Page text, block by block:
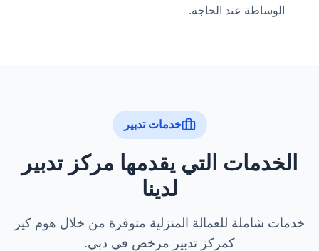
الوساطة عند الحاجة.
خدمات تدبير
الخدمات التي يقدمها مركز تدبير
لدينا
خدمات شاملة للعمالة المنزلية متوفرة من خلال هوم كير
كمركز تدبير مرخص في دبي.